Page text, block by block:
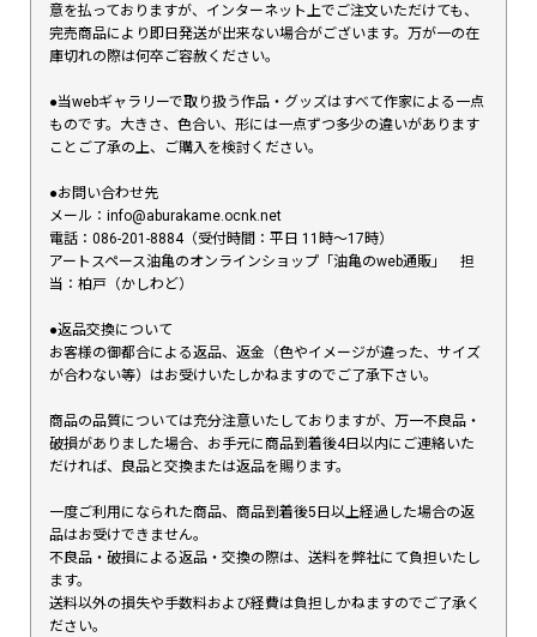
意を払っておりますが、インターネット上でご注文いただけても、
完売商品により即日発送が出来ない場合がございます。万が一の在
庫切れの際は何卒ご容赦ください。
●当webギャラリーで取り扱う作品・グッズはすべて作家による一点
ものです。大きさ、色合い、形には一点ずつ多少の違いがあります
ことご了承の上、ご購入を検討ください。
●お問い合わせ先
メール：info@aburakame.ocnk.net
電話：086-201-8884（受付時間：平日 11時〜17時）
アートスペース油亀のオンラインショップ「油亀のweb通販」 担
当：柏戸（かしわど）
●返品交換について
お客様の御都合による返品、返金（色やイメージが違った、サイズ
が合わない等）はお受けいたしかねますのでご了承下さい。
商品の品質については充分注意いたしておりますが、万一不良品・
破損がありました場合、お手元に商品到着後4日以内にご連絡いた
だければ、良品と交換または返品を賜ります。
一度ご利用になられた商品、商品到着後5日以上経過した場合の返
品はお受けできません。
不良品・破損による返品・交換の際は、送料を弊社にて負担いたし
ます。
送料以外の損失や手数料および経費は負担しかねますのでご了承く
ださい。